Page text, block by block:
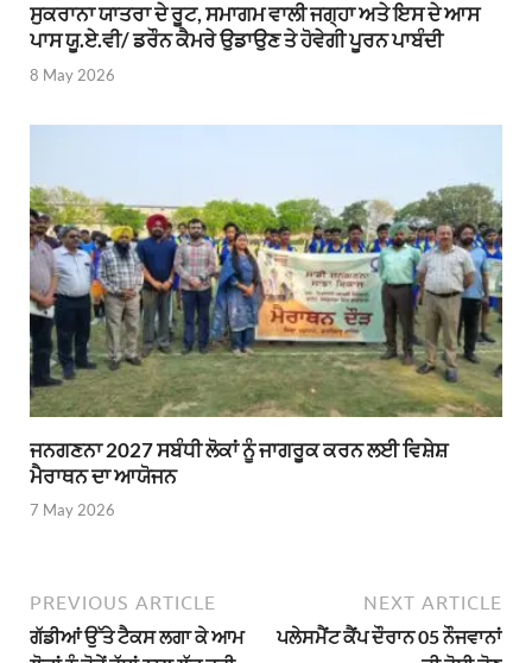
ਸੁਕਰਾਨਾ ਯਾਤਰਾ ਦੇ ਰੂਟ, ਸਮਾਗਮ ਵਾਲੀ ਜਗ੍ਹਾ ਅਤੇ ਇਸ ਦੇ ਆਸ
ਪਾਸ ਯੂ.ਏ.ਵੀ/ ਡਰੌਨ ਕੈਮਰੇ ਉਡਾਉਣ ਤੇ ਹੋਵੇਗੀ ਪੂਰਨ ਪਾਬੰਦੀ
8 May 2026
ਜਨਗਣਨਾ 2027 ਸਬੰਧੀ ਲੋਕਾਂ ਨੂੰ ਜਾਗਰੂਕ ਕਰਨ ਲਈ ਵਿਸ਼ੇਸ਼
ਮੈਰਾਥਨ ਦਾ ਆਯੋਜਨ
7 May 2026
PREVIOUS ARTICLE
ਗੱਡੀਆਂ ਉੱਤੇ ਟੈਕਸ ਲਗਾ ਕੇ ਆਮ
NEXT ARTICLE
ਪਲੇਸਮੈਂਟ ਕੈਂਪ ਦੌਰਾਨ 05 ਨੌਜਵਾਨਾਂ